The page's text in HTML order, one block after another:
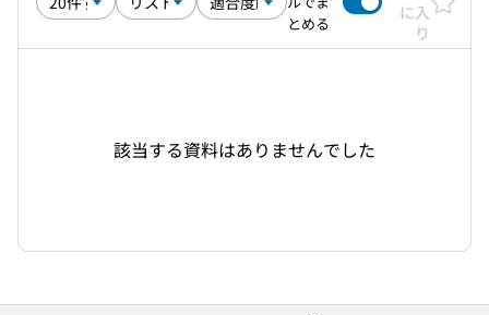
とめる
に入
り
該当する資料はありませんでした